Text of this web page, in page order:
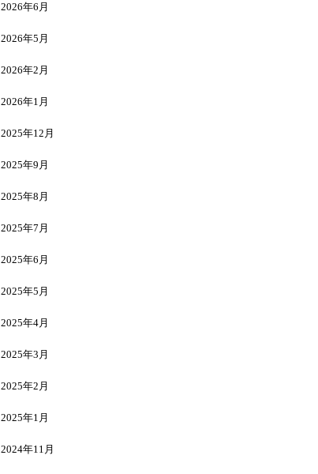
2026年6月
2026年5月
2026年2月
2026年1月
2025年12月
2025年9月
2025年8月
2025年7月
2025年6月
2025年5月
2025年4月
2025年3月
2025年2月
2025年1月
2024年11月